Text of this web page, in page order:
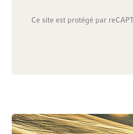
Ce site est protégé par